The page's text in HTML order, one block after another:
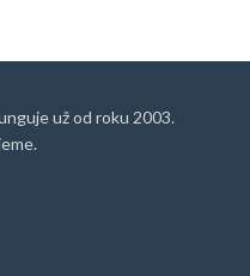
už od roku 2003.